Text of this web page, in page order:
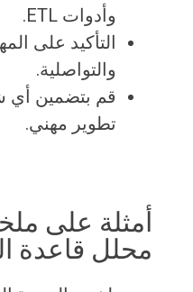
وأدوات ETL.
التأكيد على
والتواصلية.
قم بتضمين أي
تطوير مهني.
أمثلة على
محلل قاعدة